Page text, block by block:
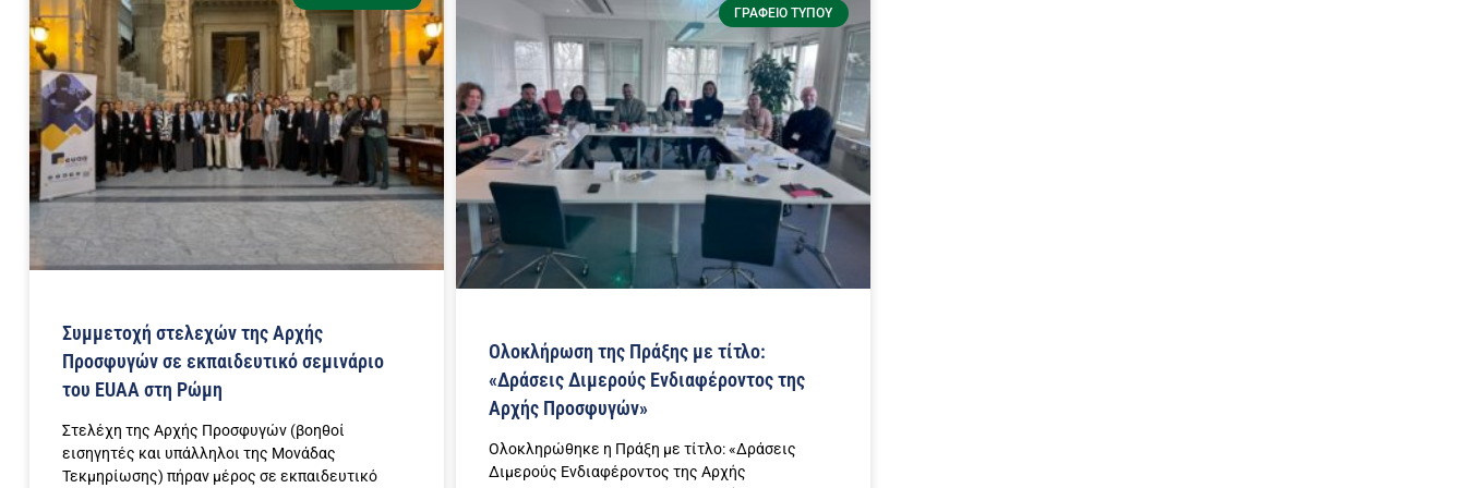
Συμμετοχή στελεχών της Αρχής
Προσφυγών σε εκπαιδευτικό σεμινάριο
του EUAA στη Ρώμη
Στελέχη της Αρχής Προσφυγών (βοηθοί
εισηγητές και υπάλληλοι της Μονάδας
Τεκμηρίωσης) πήραν μέρος σε εκπαιδευτικό
ΓΡΑΦΕΊΟ ΤΎΠΟΥ
Ολοκλήρωση της Πράξης με τίτλο:
«Δράσεις Διμερούς Ενδιαφέροντος της
Αρχής Προσφυγών»
Ολοκληρώθηκε η Πράξη με τίτλο: «Δράσεις
Διμερούς Ενδιαφέροντος της Αρχής